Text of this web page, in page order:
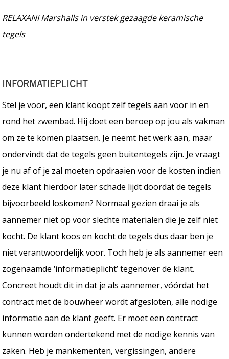
RELAXANI Marshalls in verstek gezaagde keramische
tegels
INFORMATIEPLICHT
Stel je voor, een klant koopt zelf tegels aan voor in en
rond het zwembad. Hij doet een beroep op jou als vakman
om ze te komen plaatsen. Je neemt het werk aan, maar
ondervindt dat de tegels geen buitentegels zijn. Je vraagt
je nu af of je zal moeten opdraaien voor de kosten indien
deze klant hierdoor later schade lijdt doordat de tegels
bijvoorbeeld loskomen? Normaal gezien draai je als
aannemer niet op voor slechte materialen die je zelf niet
kocht. De klant koos en kocht de tegels dus daar ben je
niet verantwoordelijk voor. Toch heb je als aannemer een
zogenaamde ‘informatieplicht’ tegenover de klant.
Concreet houdt dit in dat je als aannemer, vóórdat het
contract met de bouwheer wordt afgesloten, alle nodige
informatie aan de klant geeft. Er moet een contract
kunnen worden ondertekend met de nodige kennis van
zaken. Heb je mankementen, vergissingen, andere